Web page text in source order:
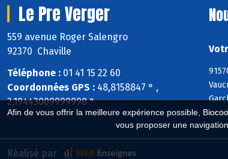
Afin de vous offrir la meilleure expérience possible,
vous proposer une
Le Pre Verger
559 avenue Roger Salengro
92370 Chaville
Téléphone : 01 41 15 22 60
Coordonnées GPS : 48,8158847 ° ,
2,19443009999998 °
Le
Réalisé par